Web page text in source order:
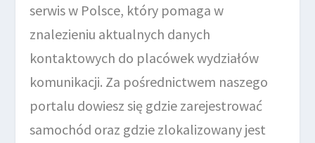
serwis w Polsce, który pomaga w
znalezieniu aktualnych danych
kontaktowych do placówek wydziałów
komunikacji. Za pośrednictwem naszego
portalu dowiesz się gdzie zarejestrować
samochód oraz gdzie zlokalizowany jest